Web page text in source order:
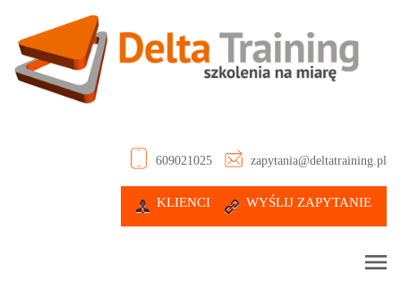
609021025 zapytania@deltatraining.pl
KLIENCI WYŚLIJ ZAPYTANIE